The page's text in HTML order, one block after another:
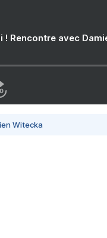
Rencontre avec
Witecka